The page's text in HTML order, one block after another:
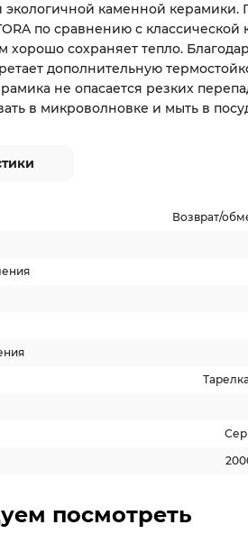
каменной керамики.
по сравнению с
хорошо сохраняет тепло.
дополнительную
не опасается резких
в микроволновке и мыть в
Возврат/
посмотреть